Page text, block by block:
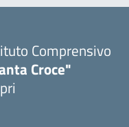
Comprensivo
Croce"